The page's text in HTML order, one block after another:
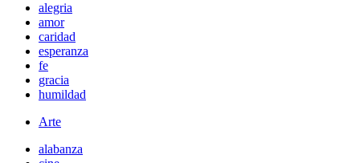
alegria
amor
caridad
esperanza
fe
gracia
humildad
Arte
alabanza